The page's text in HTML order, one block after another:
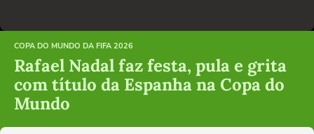
COPA DO MUNDO DA FIFA 2026
Rafael Nadal faz festa, pula e grita
com título da Espanha na Copa do
Mundo